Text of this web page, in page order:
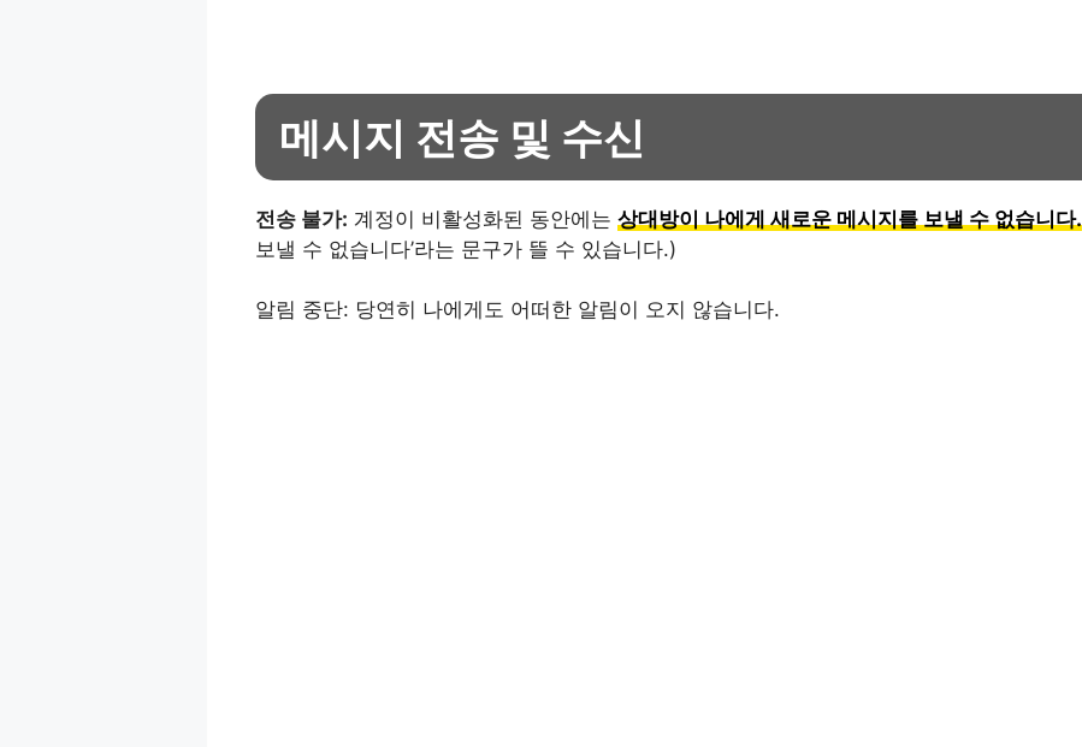
메시지 전송 및 수신
전송 불가: 계정이 비활성화된 동안에는 상대방이 나에게 새로운 메시지를 보낼 수 없습니다.
보낼 수 없습니다’라는 문구가 뜰 수 있습니다.)
알림 중단: 당연히 나에게도 어떠한 알림이 오지 않습니다.